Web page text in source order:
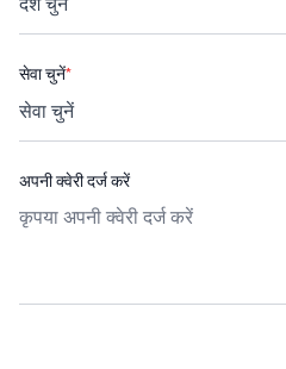
सेवा चुनें*
अपनी क्वेरी दर्ज करें